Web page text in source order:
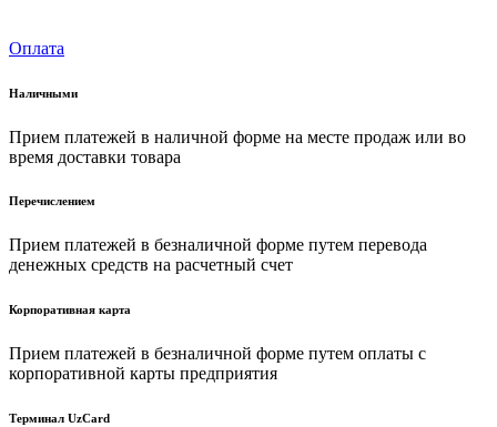
Оплата
Наличными
Прием платежей в наличной форме на месте продаж или во
время доставки товара
Перечислением
Прием платежей в безналичной форме путем перевода
денежных средств на расчетный счет
Корпоративная карта
Прием платежей в безналичной форме путем оплаты с
корпоративной карты предприятия
Терминал UzCard